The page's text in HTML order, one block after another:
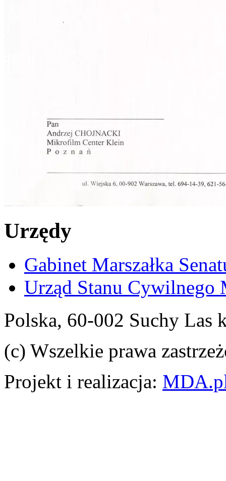
Urzędy
Gabinet Marszałka
Urząd Stanu Cywilnego
Polska, 60-002 Suchy Las
(c) Wszelkie prawa
Projekt i realizacja: